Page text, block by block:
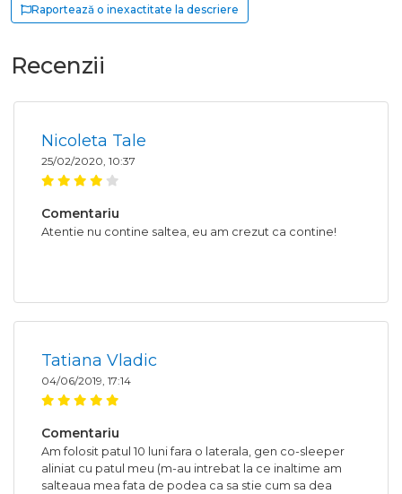
Raportează o inexactitate la descriere
Recenzii
Nicoleta Tale
25/02/2020, 10:37
Comentariu
Atentie nu contine saltea, eu am crezut ca contine!
Tatiana Vladic
04/06/2019, 17:14
Comentariu
Am folosit patul 10 luni fara o laterala, gen co-sleeper
aliniat cu patul meu (m-au intrebat la ce inaltime am
salteaua mea fata de podea ca sa stie cum sa dea